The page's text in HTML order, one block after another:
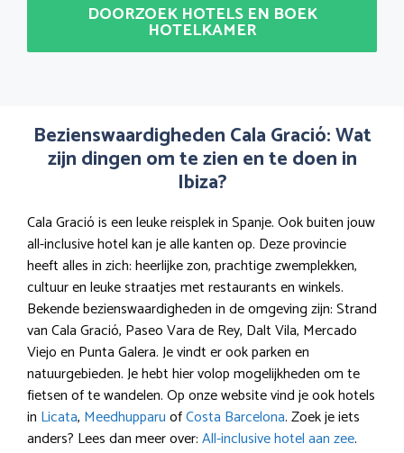
DOORZOEK HOTELS EN BOEK
HOTELKAMER
Bezienswaardigheden Cala Gració: Wat
zijn dingen om te zien en te doen in
Ibiza?
Cala Gració is een leuke reisplek in Spanje. Ook buiten jouw
all-inclusive hotel kan je alle kanten op. Deze provincie
heeft alles in zich: heerlijke zon, prachtige zwemplekken,
cultuur en leuke straatjes met restaurants en winkels.
Bekende bezienswaardigheden in de omgeving zijn: Strand
van Cala Gració, Paseo Vara de Rey, Dalt Vila, Mercado
Viejo en Punta Galera. Je vindt er ook parken en
natuurgebieden. Je hebt hier volop mogelijkheden om te
fietsen of te wandelen. Op onze website vind je ook hotels
in Licata, MeedhupparuofCosta Barcelona. Zoek je iets
anders? Lees dan meer over:All-inclusive hotel aan zee.